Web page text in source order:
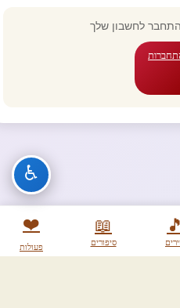
🎵
📖
סיפורים
❤️
פעולות
לחשבון שלך
♿